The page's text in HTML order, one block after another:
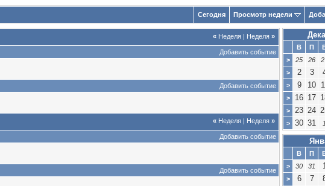
Сегодня Просмотр недели
« Неделя | Неделя »
Добавить событие
Добавить событие
« Неделя | Неделя »
Добавить событие
Добавить событие
В П
>
25 26
> 2 3
> 9 10
> 16 17
> 23 24
> 30 31 1
В П
>
30 31
> 6 7